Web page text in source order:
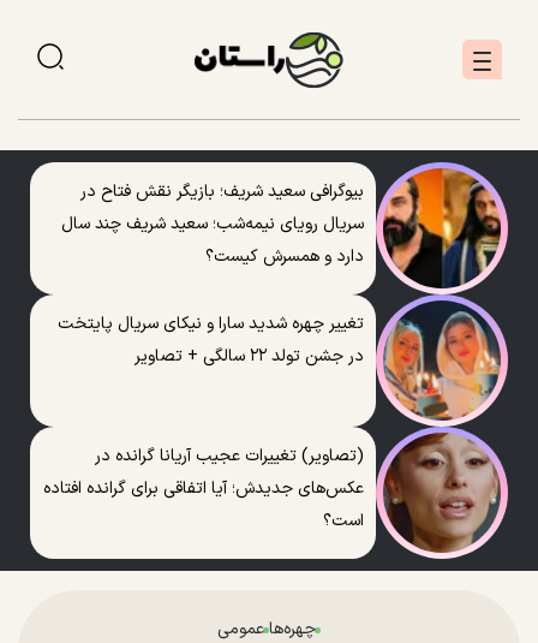
بیوگرافی سعید شریف؛ بازیگر نقش فتاح در
سریال رویای نیمه‌شب؛ سعید شریف چند سال
دارد و همسرش کیست؟
تغییر چهره شدید سارا و نیکای سریال پایتخت
در جشن تولد ۲۲ سالگی + تصاویر
(تصاویر) تغییرات عجیب آریانا گرانده در
عکس‌های جدیدش؛ آیا اتفاقی برای گرانده افتاده
است؟
چهره‌هاعمومی